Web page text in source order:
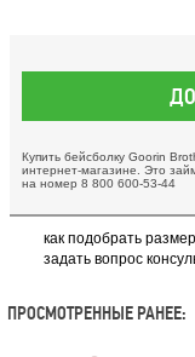
Купить бейсболку Goorin
интернет-магазине. Это
на номер 8 800 600-53-44
как подобрать размер
задать вопрос
ПРОСМОТРЕННЫЕ РАНЕЕ: